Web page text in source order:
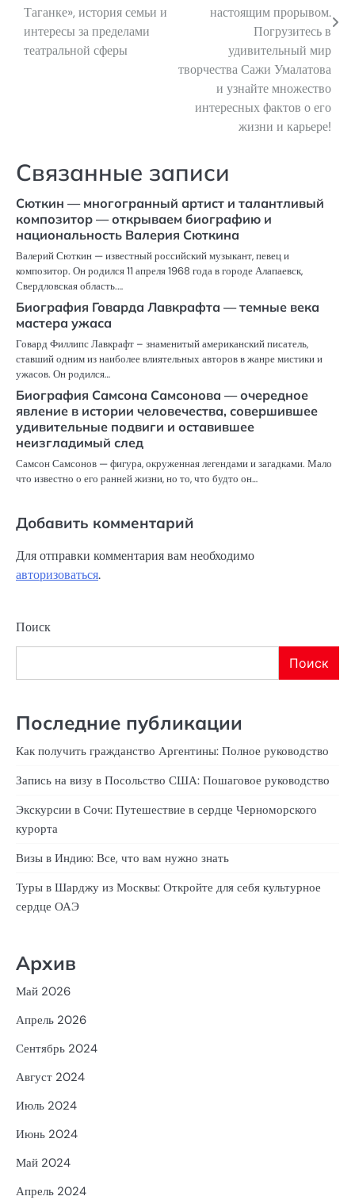
Таганке», история семьи и
интересы за пределами
театральной сферы
настоящим прорывом.
Погрузитесь в
удивительный мир
творчества Сажи Умалатова
и узнайте множество
интересных фактов о его
жизни и карьере!
Связанные записи
Сюткин — многогранный артист и талантливый
композитор — открываем биографию и
национальность Валерия Сюткина
Валерий Сюткин — известный российский музыкант, певец и
композитор. Он родился 11 апреля 1968 года в городе Алапаевск,
Свердловская область.…
Биография Говарда Лавкрафта — темные века
мастера ужаса
Говард Филлипс Лавкрафт – знаменитый американский писатель,
ставший одним из наиболее влиятельных авторов в жанре мистики и
ужасов. Он родился…
Биография Самсона Самсонова — очередное
явление в истории человечества, совершившее
удивительные подвиги и оставившее
неизгладимый след
Самсон Самсонов — фигура, окруженная легендами и загадками. Мало
что известно о его ранней жизни, но то, что будто он…
Добавить комментарий
Для отправки комментария вам необходимо
авторизоваться.
Поиск
Поиск
Последние публикации
Как получить гражданство Аргентины: Полное руководство
Запись на визу в Посольство США: Пошаговое руководство
Экскурсии в Сочи: Путешествие в сердце Черноморского
курорта
Визы в Индию: Все, что вам нужно знать
Туры в Шарджу из Москвы: Откройте для себя культурное
сердце ОАЭ
Архив
Май 2026
Апрель 2026
Сентябрь 2024
Август 2024
Июль 2024
Июнь 2024
Май 2024
Апрель 2024